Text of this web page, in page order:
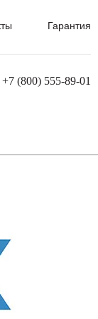
Гарантия
+7 (800) 555-89-01